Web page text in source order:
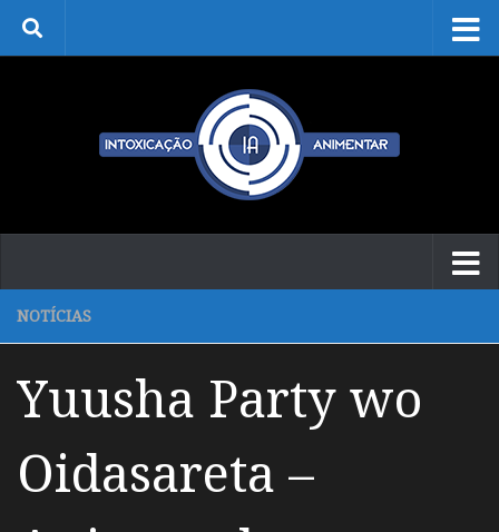
Skip to content
NOTÍCIAS
Yuusha Party wo
Oidasareta –